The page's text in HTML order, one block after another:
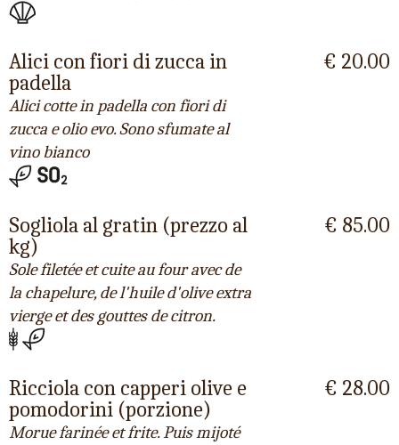
Alici con fiori di zucca in
padella
Alici cotte in padella con fiori di
zucca e olio evo. Sono sfumate al
vino bianco
€ 20.00
Sogliola al gratin (prezzo al
kg)
Sole filetée et cuite au four avec de
la chapelure, de l'huile d'olive extra
vierge et des gouttes de citron.
€ 85.00
Ricciola con capperi olive e
pomodorini (porzione)
Morue farinée et frite. Puis mijoté
€ 28.00